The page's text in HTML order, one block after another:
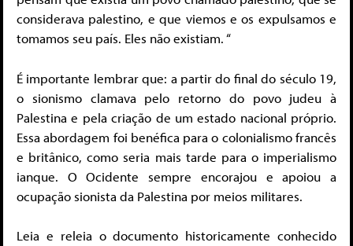
considerava palestino, e que viemos e os expulsamos e
tomamos seu país. Eles não existiam. “
É importante lembrar que: a partir do final do século 19,
o sionismo clamava pelo retorno do povo judeu à
Palestina e pela criação de um estado nacional próprio.
Essa abordagem foi benéfica para o colonialismo francês
e britânico, como seria mais tarde para o imperialismo
ianque. O Ocidente sempre encorajou e apoiou a
ocupação sionista da Palestina por meios militares.
Leia e releia o documento historicamente conhecido